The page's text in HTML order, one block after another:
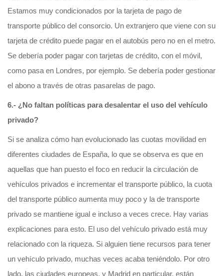
Estamos muy condicionados por la tarjeta de pago de
transporte público del consorcio. Un extranjero que viene con su
tarjeta de crédito puede pagar en el autobús pero no en el metro.
Se debería poder pagar con tarjetas de crédito, con el móvil,
como pasa en Londres, por ejemplo. Se debería poder gestionar
el abono a través de otras pasarelas de pago.
6.- ¿No faltan políticas para desalentar el uso del vehículo
privado?
Si se analiza cómo han evolucionado las cuotas movilidad en
diferentes ciudades de España, lo que se observa es que en
aquellas que han puesto el foco en reducir la circulación de
vehículos privados e incrementar el transporte público, la cuota
del transporte público aumenta muy poco y la de transporte
privado se mantiene igual e incluso a veces crece. Hay varias
explicaciones para esto. El uso del vehículo privado está muy
relacionado con la riqueza. Si alguien tiene recursos para tener
un vehículo privado, muchas veces acaba teniéndolo. Por otro
lado, las ciudades europeas, y Madrid en particular, están